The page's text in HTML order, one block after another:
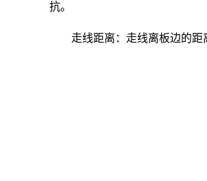
抗。
走线距离：走线离板边的距